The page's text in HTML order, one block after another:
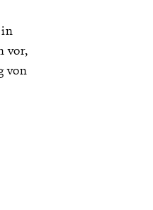
in
vor,
von